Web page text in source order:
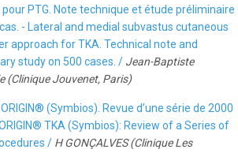
PTG. Note technique et étude préliminaire
- Lateral and medial subvastus cutaneous
approach for TKA. Technical note and
study on 500 cases. / Jean-Baptiste
(Clinique Jouvenet, Paris)
ORIGIN® (Symbios). Revue d’une série de 2000
TKA (Symbios): Review of a Series of
/ H GONÇALVES (Clinique Les